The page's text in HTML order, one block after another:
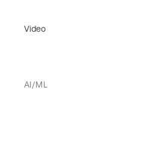
Video
AI/ML